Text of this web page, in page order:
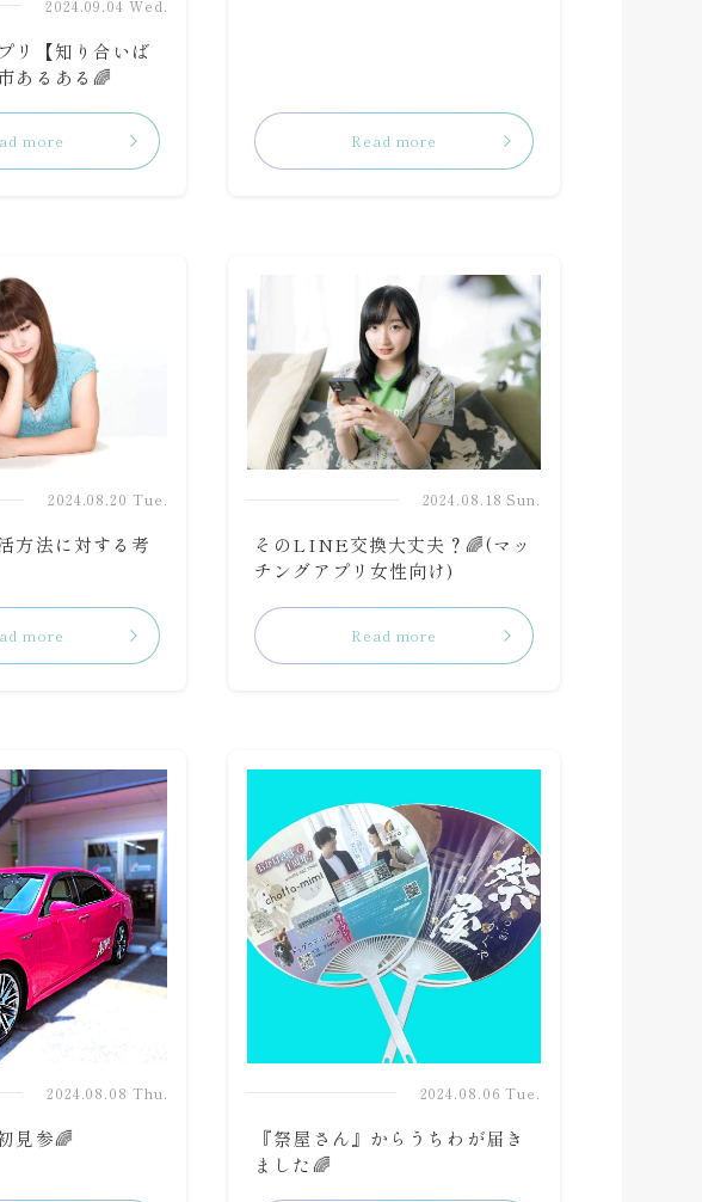
2024.09.04 Wed.
リ【知り合いば
あるある🌈
more Read more
2024.08.20 Tue.
方法に対する考
more
2024.08.18 Sun.
そのLINE交換大丈夫？🌈(マッ
チングアプリ女性向け)
Read more
2024.08.08 Thu.
見参🌈
2024.08.06 Tue.
『祭屋さん』からうちわが届き
ました🌈